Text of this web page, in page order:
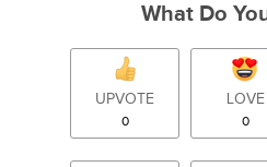
What Do
UPVOTE
0
LOVE
0